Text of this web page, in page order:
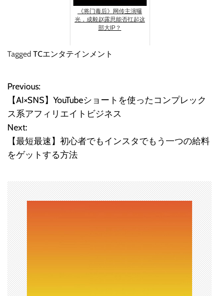
《将门毒后》网传主演曝
光，成毅赵露思能否扛起这
部大IP？
Tagged TCエンタテインメント
投
稿
ナ
ビ
ー
シ
ョ
ン
Previous:
【AI×SNS】YouTubeショートを使ったコンプレック
ス系アフィリエイトビジネス
Next:
【最短最速】初心者でもインスタでもう一つの給料
をゲットする方法